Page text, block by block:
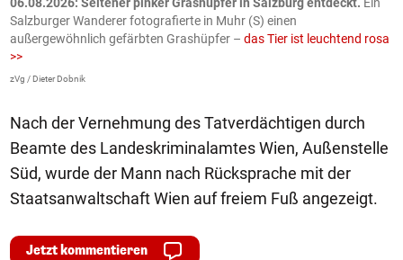
Salzburger Wanderer fotografierte in Muhr (S) einen
außergewöhnlich gefärbten Grashüpfer – das Tier ist leuchtend rosa
>>
zVg / Dieter Dobnik
Nach der Vernehmung des Tatverdächtigen durch
Beamte des Landeskriminalamtes Wien, Außenstelle
Süd, wurde der Mann nach Rücksprache mit der
Staatsanwaltschaft Wien auf freiem Fuß angezeigt.
Jetzt kommentieren